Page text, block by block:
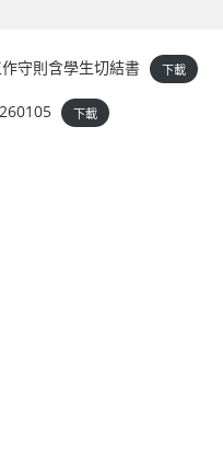
守則含學生切結書 下載
下載